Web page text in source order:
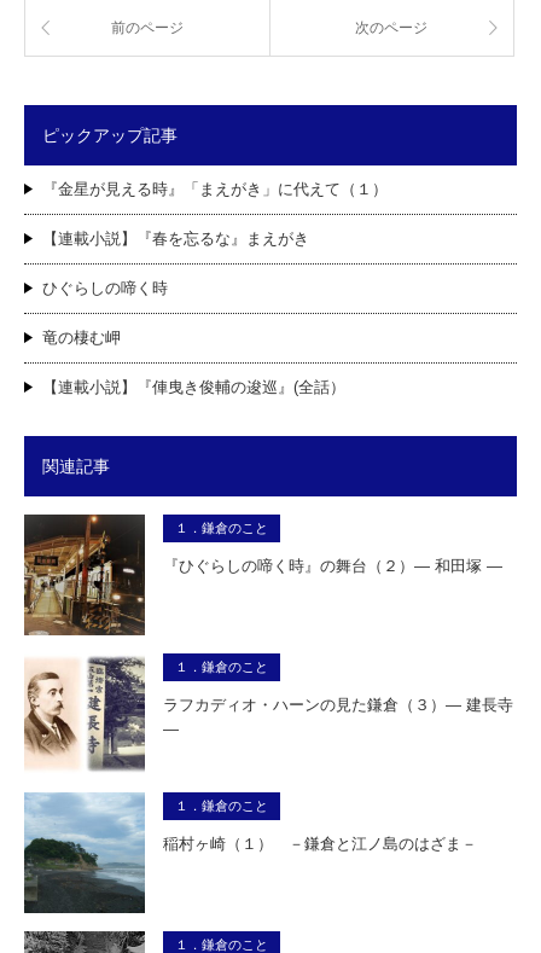
前のページ 次のページ
ピックアップ記事
『金星が見える時』「まえがき」に代えて（１）
【連載小説】『春を忘るな』まえがき
ひぐらしの啼く時
竜の棲む岬
【連載小説】『俥曳き俊輔の逡巡』(全話）
関連記事
１．鎌倉のこと
『ひぐらしの啼く時』の舞台（２）― 和田塚 ―
１．鎌倉のこと
ラフカディオ・ハーンの見た鎌倉（３）― 建長寺
―
１．鎌倉のこと
稲村ヶ崎（１） －鎌倉と江ノ島のはざま－
１．鎌倉のこと